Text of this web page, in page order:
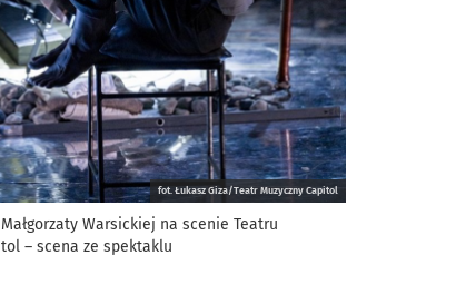
fot. Łukasz Giza/Teatr Muzyczny Capitol
Warsickiej na scenie Teatru
– scena ze spektaklu